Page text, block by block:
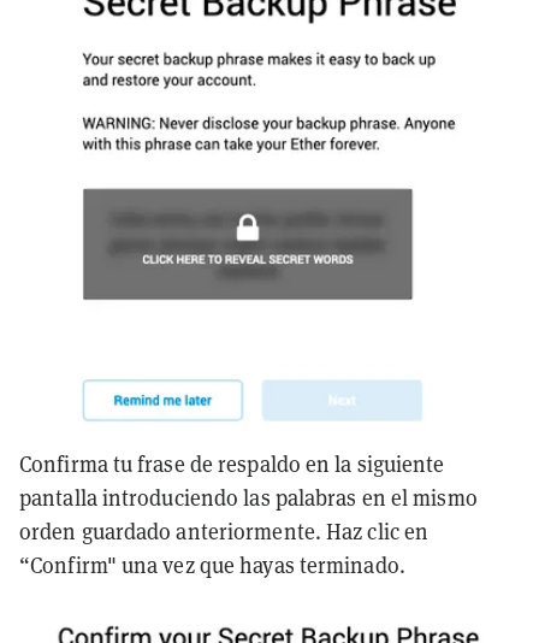
Confirma tu frase de respaldo en la siguiente
pantalla introduciendo las palabras en el mismo
orden guardado anteriormente. Haz clic en
“Confirm" una vez que hayas terminado.